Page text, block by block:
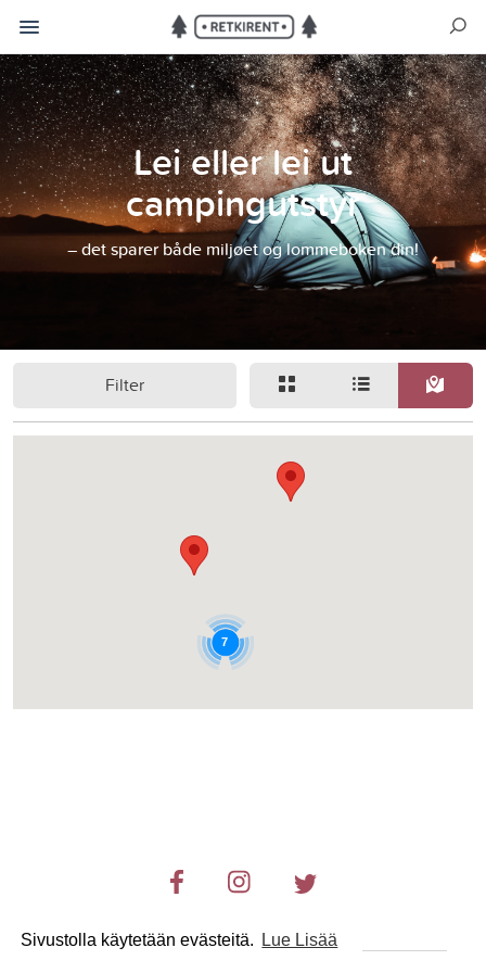
Sivustolla käytetään evästeitä. Lue Lisää
Lei eller lei ut
campingutstyr
– det sparer både miljøet og lommeboken din!
Filter
7